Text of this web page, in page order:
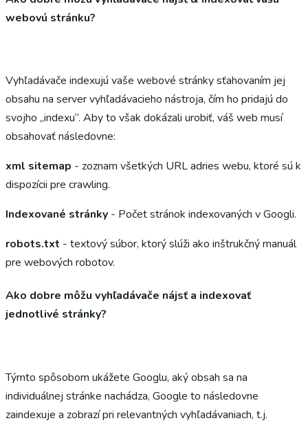
webovú stránku?
Vyhľadávače indexujú vaše webové stránky sťahovaním jej
obsahu na server vyhľadávacieho nástroja, čím ho pridajú do
svojho „indexu“. Aby to však dokázali urobiť, váš web musí
obsahovať následovne:
xml sitemap - zoznam všetkých URL adries webu, ktoré sú k
dispozícii pre crawling.
Indexované stránky - Počet stránok indexovaných v Googli.
robots.txt - textový súbor, ktorý slúži ako inštrukčný manuál
pre webových robotov.
Ako dobre môžu vyhľadávače nájsť a indexovať
jednotlivé stránky?
Týmto spôsobom ukážete Googlu, aký obsah sa na
individuálnej stránke nachádza, Google to následovne
zaindexuje a zobrazí pri relevantných vyhľadávaniach, t.j.